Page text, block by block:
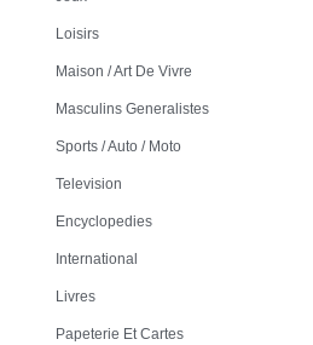
Loisirs
Maison / Art De Vivre
Masculins Generalistes
Sports / Auto / Moto
Television
Encyclopedies
International
Livres
Papeterie Et Cartes